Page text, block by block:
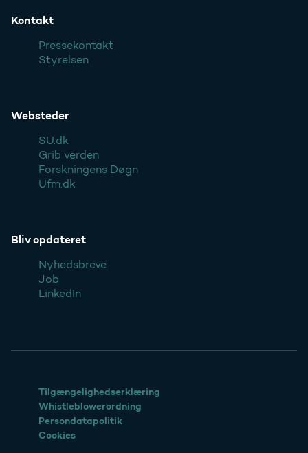
Kontakt
Pressekontakt
Styrelsen
Websteder
SU.dk
Grib verden
Forskningens Døgn
Ufm.dk
Bliv opdateret
Nyhedsbreve
Job
LinkedIn
Tilgængelighedserklæring
Whistleblowerordning
Persondatapolitik
Cookies